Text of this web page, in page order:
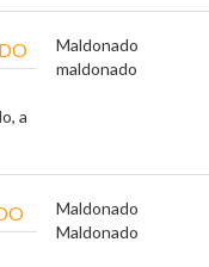
a
Maldonado
maldonado
Maldonado
Maldonado